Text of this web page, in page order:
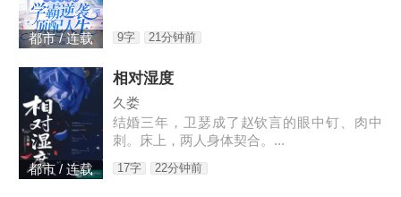
都市 / 连载 9字 21分钟前
都市 / 连载
相对湿度
久娄
结婚三年，卫瑟成了赵钦言的眼中钉、肉中
刺。床上，两人身体契合。...
17字 22分钟前